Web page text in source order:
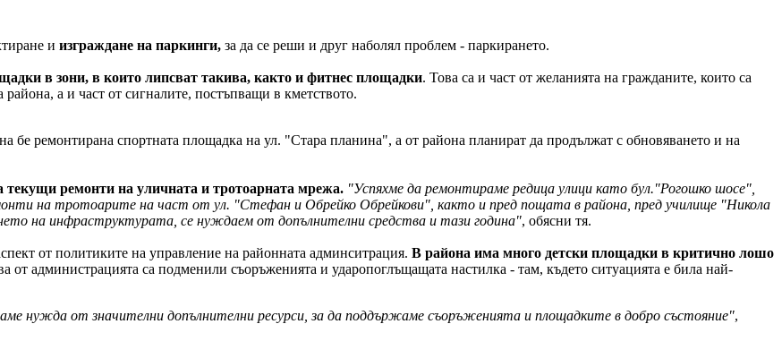
и изграждане на паркинги, за да се реши и друг наболял проблем - паркирането.
в зони, в които липсват такива, както и фитнес площадки. Това са и част от желанията на гражданите, които са
а и част от сигналите, постъпващи в кметството.
бе ремонтирана спортната площадка на ул. "Стара планина", а от района планират да продължат с обновяването и на
ремонти на уличната и тротоарната мрежа. "Успяхме да ремонтираме редица улици като бул."Рогошко шосе",
на тротоарите на част от ул. "Стефан и Обрейко Обрейкови", както и пред пощата в района, пред училище "Никола
на инфраструктурата, се нуждаем от допълнителни средства и тази година", обясни тя.
от политиките на управление на районната админситрация. В района има много детски площадки в критично лошо
от администрацията са подменили съоръженията и ударопоглъщащата настилка - там, където ситуацията е била най-
нужда от значителни допълнителни ресурси, за да поддържаме съоръженията и площадките в добро състояние",